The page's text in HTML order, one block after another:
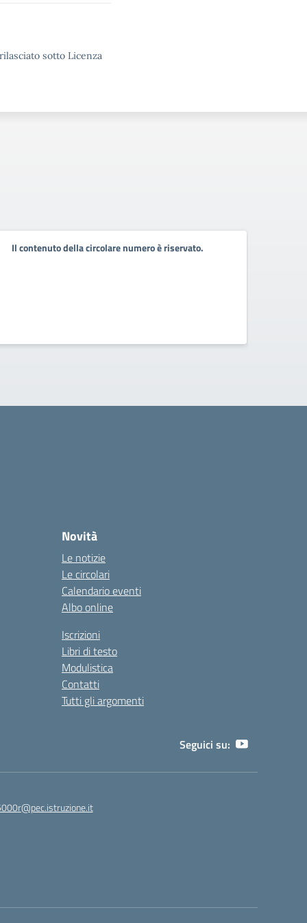
sotto Licenza
Il contenuto della circolare numero è riservato.
Novità
Le notizie
Le circolari
Calendario eventi
Albo online
Iscrizioni
Libri di testo
Modulistica
Contatti
Tutti gli argomenti
Seguici su: